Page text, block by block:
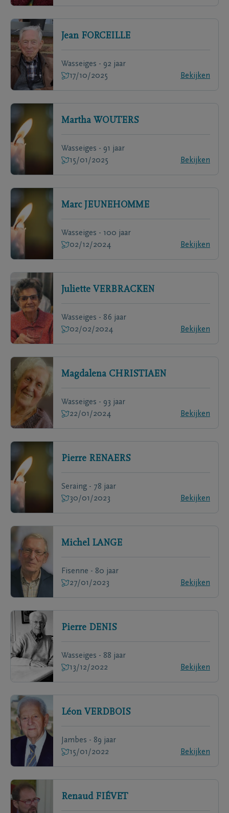
Jean FORCEILLE
Wasseiges - 92 jaar
17/10/2025
Bekijken
Martha WOUTERS
Wasseiges - 91 jaar
15/01/2025
Bekijken
Marc JEUNEHOMME
Wasseiges - 100 jaar
02/12/2024
Bekijken
Juliette VERBRACKEN
Wasseiges - 86 jaar
02/02/2024
Bekijken
Magdalena CHRISTIAEN
Wasseiges - 93 jaar
22/01/2024
Bekijken
Pierre RENAERS
Seraing - 78 jaar
30/01/2023
Bekijken
Michel LANGE
Fisenne - 80 jaar
27/01/2023
Bekijken
Pierre DENIS
Wasseiges - 88 jaar
13/12/2022
Bekijken
Léon VERDBOIS
Jambes - 89 jaar
15/01/2022
Bekijken
Renaud FIÉVET